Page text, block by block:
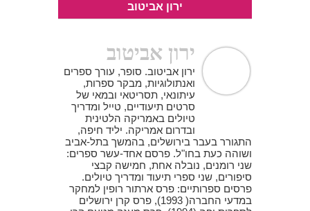
ירון אביטוב
ירון אביטוב
ירון אביטוב. סופר, עורך ספרים
ואנתולוגיות, מבקר ספרות,
עיתונאי, תסריטאי ובמאי של
סרטים תיעודיים, טייל ומדריך
טיולים באמריקה הלטינית
ובדרום אמריקה. יליד חיפה,
התגורר בעבר בירושלים, בהמשך בתל-אביב
ושוהה כעת בחו"ל. פרסם אחד-עשר ספרים:
שני רומנים, נובלה אחת, חמישה קבצי
סיפורים, שני ספרי תיעוד ומדריך טיולים.
פרסים ספרותיים: פרס ארתור רופין למחקר
במדעי החברה( 1993), פרס קרן ירושלים